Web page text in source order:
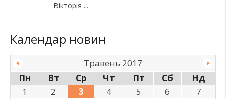
Вікторія
Календар новин
Травень 2017
Пн
Вт Ср Чт Пт Сб
Нд
1
2 3 4 5 6
7